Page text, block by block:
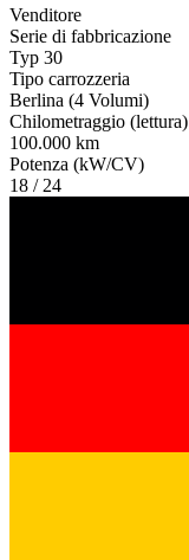
Venditore
Serie di fabbricazione
Typ 30
Tipo carrozzeria
Berlina (4 Volumi)
Chilometraggio (lettura)
100.000 km
Potenza (kW/CV)
18 / 24